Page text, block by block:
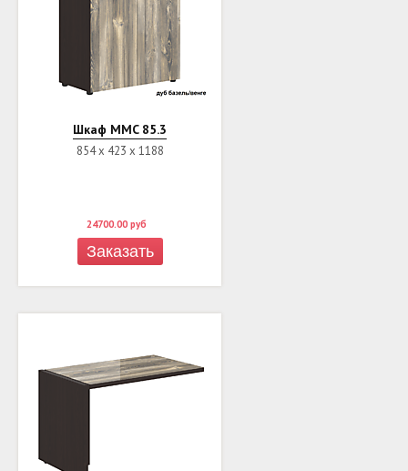
Шкаф MMC 85.3
854 х 423 х 1188
24700.00 руб
Заказать